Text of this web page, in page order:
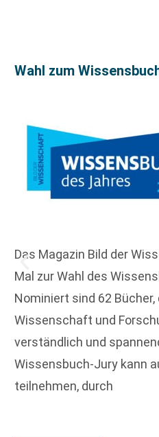
Wahl zum
Das Magazin Bild der
Mal zur Wahl des
Nominiert sind 62
Wissenschaft und
verständlich und
Wissensbuch-Jury kann
teilnehmen, durch